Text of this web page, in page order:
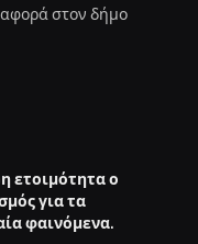
στον δήμο
ετοιμότητα ο
για τα
φαινόμενα.